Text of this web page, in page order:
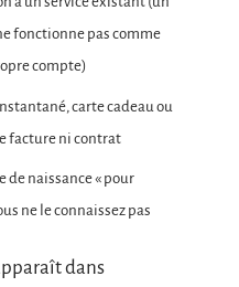
fonctionne pas comme
compte)
carte cadeau ou
facture ni contrat
de naissance « pour
ne le connaissez pas
dans